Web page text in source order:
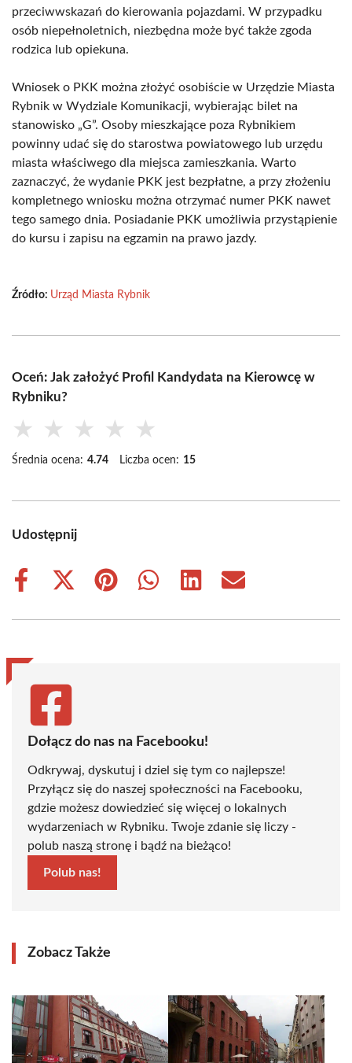
przeciwwskazań do kierowania pojazdami. W przypadku
osób niepełnoletnich, niezbędna może być także zgoda
rodzica lub opiekuna.
Wniosek o PKK można złożyć osobiście w Urzędzie Miasta
Rybnik w Wydziale Komunikacji, wybierając bilet na
stanowisko „G”. Osoby mieszkające poza Rybnikiem
powinny udać się do starostwa powiatowego lub urzędu
miasta właściwego dla miejsca zamieszkania. Warto
zaznaczyć, że wydanie PKK jest bezpłatne, a przy złożeniu
kompletnego wniosku można otrzymać numer PKK nawet
tego samego dnia. Posiadanie PKK umożliwia przystąpienie
do kursu i zapisu na egzamin na prawo jazdy.
Źródło: Urząd Miasta Rybnik
Oceń: Jak założyć Profil Kandydata na Kierowcę w
Rybniku?
★ ★ ★ ★ ★
Średnia ocena: 4.74 Liczba ocen: 15
Udostępnij
Share
Share
(Twitter)
Share
Share
Share
Share
Dołącz do nas na Facebooku!
Odkrywaj, dyskutuj i dziel się tym co najlepsze!
Przyłącz się do naszej społeczności na Facebooku,
gdzie możesz dowiedzieć się więcej o lokalnych
wydarzeniach w Rybniku. Twoje zdanie się liczy -
polub naszą stronę i bądź na bieżąco!
Polub nas!
Zobacz Także